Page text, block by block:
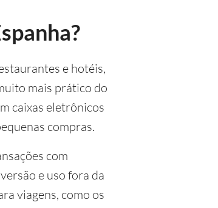
e hotéis,
mais prático do
caixas eletrônicos
compras.
com
e uso fora da
viagens, como os